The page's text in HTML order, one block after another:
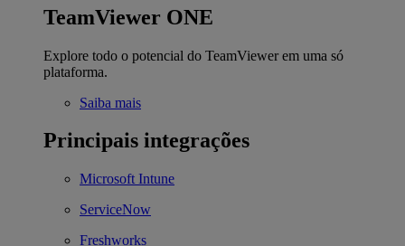
TeamViewer ONE
Explore todo o potencial do TeamViewer em uma só
plataforma.
Saiba mais
Principais integrações
Microsoft Intune
ServiceNow
Freshworks